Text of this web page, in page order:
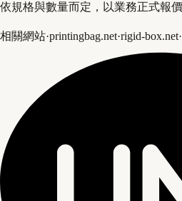
依規格與數量而定，以業務正式報價
相關網站·printingbag.net·rigid-box.net·